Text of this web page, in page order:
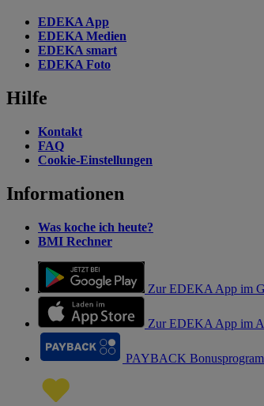
EDEKA App
EDEKA Medien
EDEKA smart
EDEKA Foto
Hilfe
Kontakt
FAQ
Cookie-Einstellungen
Informationen
Was koche ich heute?
BMI Rechner
Zur EDEKA App im
Zur EDEKA App im
PAYBACK